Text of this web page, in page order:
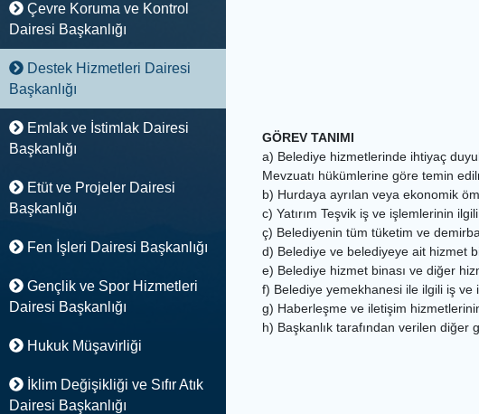
Çevre Koruma ve Kontrol
Dairesi Başkanlığı
Destek Hizmetleri Dairesi
Başkanlığı
Emlak ve İstimlak Dairesi
Başkanlığı
Etüt ve Projeler Dairesi
Başkanlığı
Fen İşleri Dairesi Başkanlığı
Gençlik ve Spor Hizmetleri
Dairesi Başkanlığı
Hukuk Müşavirliği
İklim Değişikliği ve Sıfır Atık
Dairesi Başkanlığı
GÖREV TANIMI
a) Belediye hizmetlerinde ihtiyaç
Mevzuatı hükümlerine göre temin
b) Hurdaya ayrılan veya ekonomik
c) Yatırım Teşvik iş ve işlemlerinin
ç) Belediyenin tüm tüketim ve
d) Belediye ve belediyeye ait hizmet
e) Belediye hizmet binası ve diğer
f) Belediye yemekhanesi ile ilgili iş ve
g) Haberleşme ve iletişim
h) Başkanlık tarafından verilen diğer